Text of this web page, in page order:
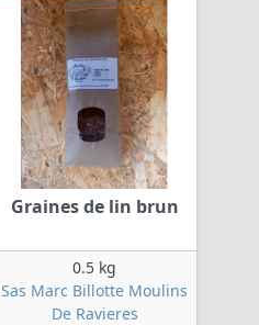
Graines de lin brun
0.5 kg
Sas Marc Billotte Moulins
De Ravieres